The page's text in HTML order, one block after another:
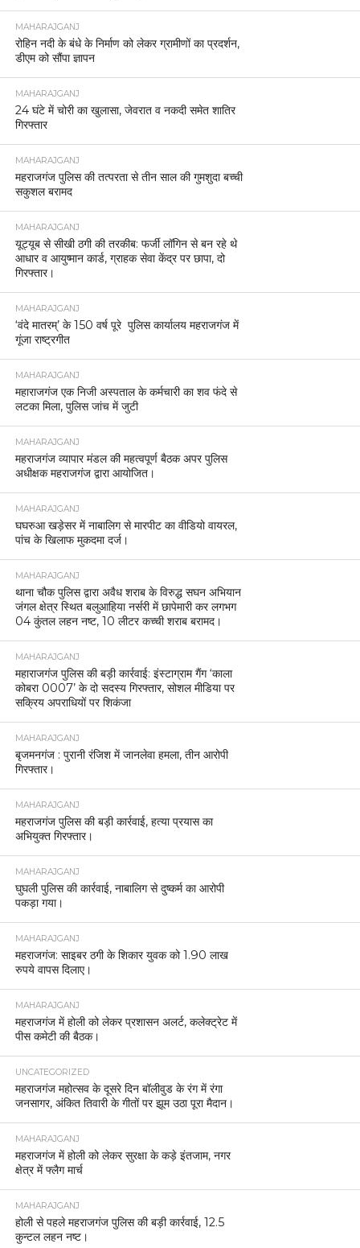
MAHARAJGANJ
रोहिन नदी के बंधे के निर्माण को लेकर ग्रामीणों का प्रदर्शन,
डीएम को सौंपा ज्ञापन
MAHARAJGANJ
24 घंटे में चोरी का खुलासा, जेवरात व नकदी समेत शातिर
गिरफ्तार
MAHARAJGANJ
महराजगंज पुलिस की तत्परता से तीन साल की गुमशुदा बच्ची
सकुशल बरामद
MAHARAJGANJ
यूट्यूब से सीखी ठगी की तरकीब: फर्जी लॉगिन से बन रहे थे
आधार व आयुष्मान कार्ड, ग्राहक सेवा केंद्र पर छापा, दो
गिरफ्तार।
MAHARAJGANJ
‘वंदे मातरम्’ के 150 वर्ष पूरे पुलिस कार्यालय महराजगंज में
गूंजा राष्ट्रगीत
MAHARAJGANJ
महाराजगंज एक निजी अस्पताल के कर्मचारी का शव फंदे से
लटका मिला, पुलिस जांच में जुटी
MAHARAJGANJ
महराजगंज व्यापार मंडल की महत्वपूर्ण बैठक अपर पुलिस
अधीक्षक महराजगंज द्वारा आयोजित।
MAHARAJGANJ
घघरुआ खड़ेसर में नाबालिग से मारपीट का वीडियो वायरल,
पांच के खिलाफ मुकदमा दर्ज।
MAHARAJGANJ
थाना चौक पुलिस द्वारा अवैध शराब के विरुद्ध सघन अभियान
जंगल क्षेत्र स्थित बलुआहिया नर्सरी में छापेमारी कर लगभग
04 कुंतल लहन नष्ट, 10 लीटर कच्ची शराब बरामद।
MAHARAJGANJ
महाराजगंज पुलिस की बड़ी कार्रवाई: इंस्टाग्राम गैंग ‘काला
कोबरा 0007’ के दो सदस्य गिरफ्तार, सोशल मीडिया पर
सक्रिय अपराधियों पर शिकंजा
MAHARAJGANJ
बृजमनगंज : पुरानी रंजिश में जानलेवा हमला, तीन आरोपी
गिरफ्तार।
MAHARAJGANJ
महराजगंज पुलिस की बड़ी कार्रवाई, हत्या प्रयास का
अभियुक्त गिरफ्तार।
MAHARAJGANJ
घुघली पुलिस की कार्रवाई, नाबालिग से दुष्कर्म का आरोपी
पकड़ा गया।
MAHARAJGANJ
महराजगंज: साइबर ठगी के शिकार युवक को 1.90 लाख
रुपये वापस दिलाए।
MAHARAJGANJ
महराजगंज में होली को लेकर प्रशासन अलर्ट, कलेक्ट्रेट में
पीस कमेटी की बैठक।
UNCATEGORIZED
महराजगंज महोत्सव के दूसरे दिन बॉलीवुड के रंग में रंगा
जनसागर, अंकित तिवारी के गीतों पर झूम उठा पूरा मैदान।
MAHARAJGANJ
महराजगंज में होली को लेकर सुरक्षा के कड़े इंतजाम, नगर
क्षेत्र में फ्लैग मार्च
MAHARAJGANJ
होली से पहले महराजगंज पुलिस की बड़ी कार्रवाई, 12.5
कुन्टल लहन नष्ट।